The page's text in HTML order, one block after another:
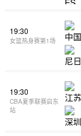
19:30
女篮热身赛第1场
19:30
CBA夏季联赛启东
站